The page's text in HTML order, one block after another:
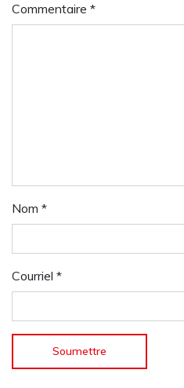
Commentaire *
Nom *
Courriel *